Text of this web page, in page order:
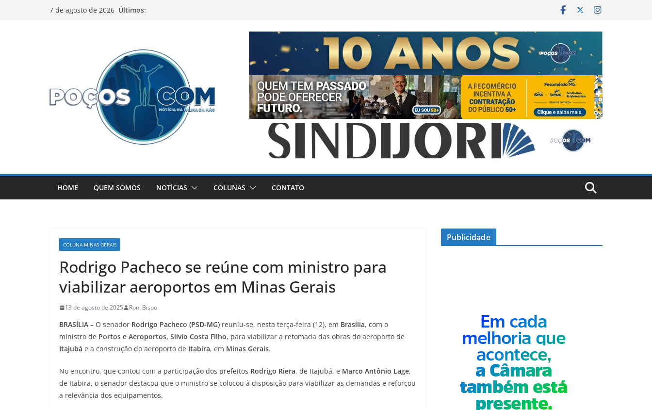
7 de agosto de 2026 Últimos:
HOME QUEM SOMOS NOTÍCIAS COLUNAS CONTATO
COLUNA MINAS GERAIS
Rodrigo Pacheco se reúne com ministro para
viabilizar aeroportos em Minas Gerais
13 de agosto de 2025 Roni Bispo
BRASÍLIA – O senador Rodrigo Pacheco (PSD-MG) reuniu-se, nesta terça-feira (12), em Brasília, com o
ministro de Portos e Aeroportos, Silvio Costa Filho, para viabilizar a retomada das obras do aeroporto de
Itajubá e a construção do aeroporto de Itabira, em Minas Gerais.
No encontro, que contou com a participação dos prefeitos Rodrigo Riera, de Itajubá, e Marco Antônio Lage,
de Itabira, o senador destacou que o ministro se colocou à disposição para viabilizar as demandas e reforçou
a relevância dos equipamentos.
Publicidade